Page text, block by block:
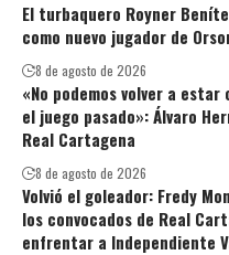
El turbaquero Royner
como nuevo jugador de
8 de agosto de 2026
«No podemos volver a estar
el juego pasado»: Álvaro
Real Cartagena
8 de agosto de 2026
Volvió el goleador: Fredy
los convocados de Real
enfrentar a Independiente